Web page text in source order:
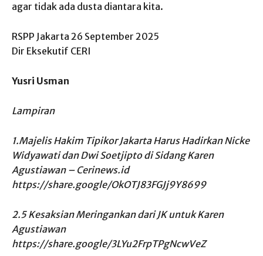
agar tidak ada dusta diantara kita.
RSPP Jakarta 26 September 2025
Dir Eksekutif CERI
Yusri Usman
Lampiran
1.Majelis Hakim Tipikor Jakarta Harus Hadirkan Nicke
Widyawati dan Dwi Soetjipto di Sidang Karen
Agustiawan – Cerinews.id
https://share.google/OkOTJ83FGJj9Y8699
2.5 Kesaksian Meringankan dari JK untuk Karen
Agustiawan
https://share.google/3LYu2FrpTPgNcwVeZ